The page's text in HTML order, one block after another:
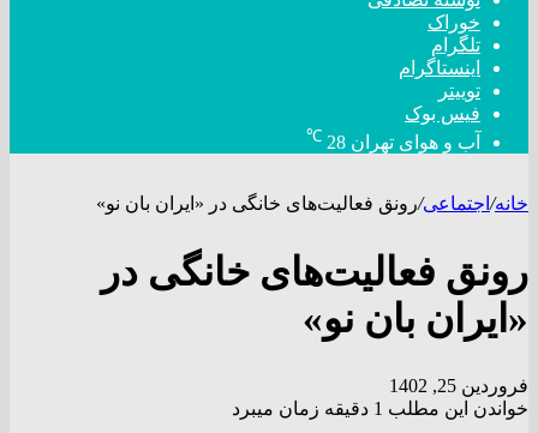
خوراک
تلگرام
اینستاگرام
توییتر
فیس بوک
آب و هوای تهران 28
℃
خانه/ اجتماعی/رونق فعالیت‌های خانگی در «ایران بان نو»
رونق فعالیت‌های خانگی در
«ایران بان نو»
فروردین 25, 1402
خواندن این مطلب 1 دقیقه زمان میبرد